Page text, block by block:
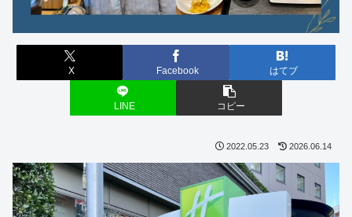
X Facebook はてブ
LINE コピー
2022.05.23 2026.06.14